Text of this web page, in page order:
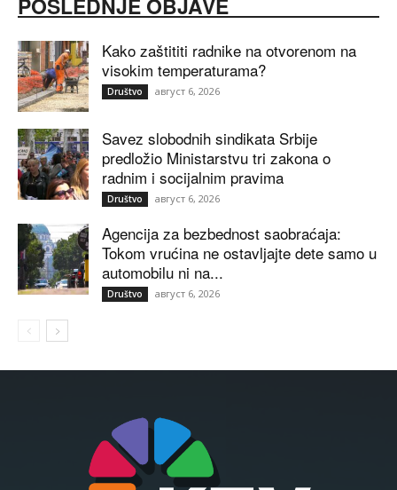
Kako zaštititi radnike na otvorenom na
visokim temperaturama?
Društvo август 6, 2026
Savez slobodnih sindikata Srbije
predložio Ministarstvu tri zakona o
radnim i socijalnim pravima
Društvo август 6, 2026
Agencija za bezbednost saobraćaja:
Tokom vrućina ne ostavljajte dete samo u
automobilu ni na...
Društvo август 6, 2026